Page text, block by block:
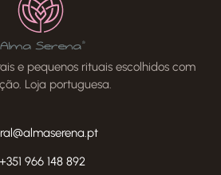
e pequenos rituais escolhidos com
Loja portuguesa.
+351 966 148 892